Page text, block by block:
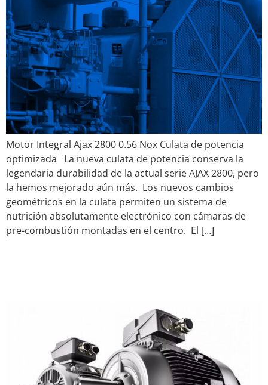
Motor Integral Ajax 2800 0.56 Nox Culata de potencia
optimizada La nueva culata de potencia conserva la
legendaria durabilidad de la actual serie AJAX 2800, pero
la hemos mejorado aún más. Los nuevos cambios
geométricos en la culata permiten un sistema de
nutrición absolutamente electrónico con cámaras de
pre-combustión montadas en el centro. El […]